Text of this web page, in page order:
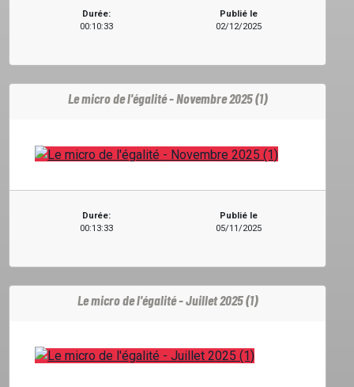
LOCATION STUDIO
Durée:
00:10:33
Publié le
02/12/2025
Le micro de l'égalité - Novembre 2025 (1)
Durée:
00:13:33
Publié le
05/11/2025
Le micro de l'égalité - Juillet 2025 (1)